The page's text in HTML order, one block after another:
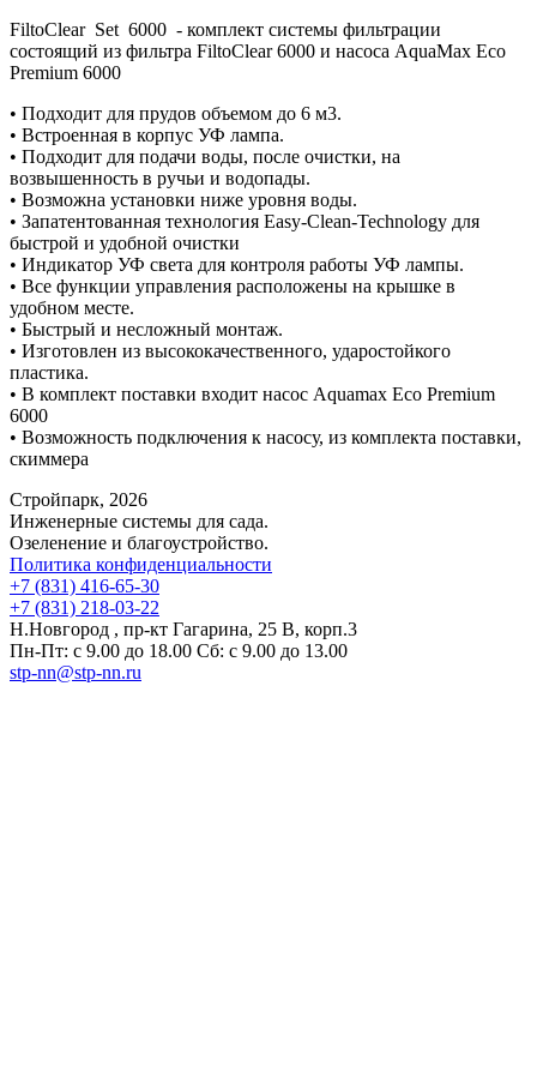
FiltoClear Set 6000 - комплект системы фильтрации
состоящий из фильтра FiltoClear 6000 и насоса AquaMax Eco
Premium 6000
• Подходит для прудов объемом до 6 м3.
• Встроенная в корпус УФ лампа.
• Подходит для подачи воды, после очистки, на
возвышенность в ручьи и водопады.
• Возможна установки ниже уровня воды.
• Запатентованная технология Easy-Clean-Technology для
быстрой и удобной очистки
• Индикатор УФ света для контроля работы УФ лампы.
• Все функции управления расположены на крышке в
удобном месте.
• Быстрый и несложный монтаж.
• Изготовлен из высококачественного, ударостойкого
пластика.
• В комплект поставки входит насос Aquamax Eco Premium
6000
• Возможность подключения к насосу, из комплекта поставки,
скиммера
Стройпарк, 2026
Инженерные системы для сада.
Озеленение и благоустройство.
Политика конфиденциальности
+7 (831) 416-65-30
+7 (831) 218-03-22
Н.Новгород , пр-кт Гагарина, 25 В, корп.3
Пн-Пт: с 9.00 до 18.00 Сб: с 9.00 до 13.00
stp-nn@stp-nn.ru